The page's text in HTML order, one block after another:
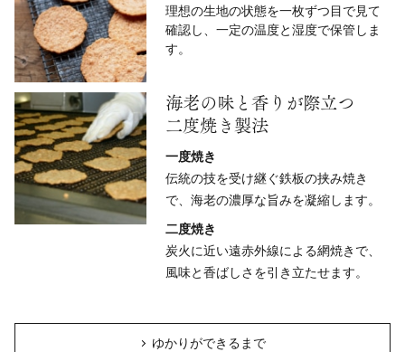
理想の生地の状態を一枚ずつ目で見て
確認し、一定の温度と湿度で保管しま
す。
海老の味と香りが際立つ
二度焼き製法
一度焼き
伝統の技を受け継ぐ鉄板の挟み焼き
で、海老の濃厚な旨みを凝縮します。
二度焼き
炭火に近い遠赤外線による網焼きで、
風味と香ばしさを引き立たせます。
ゆかりができるまで